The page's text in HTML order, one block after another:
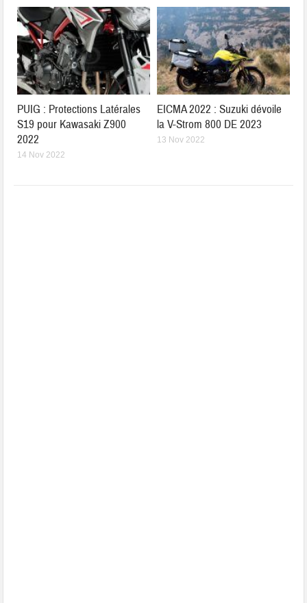
PUIG : Protections Latérales
S19 pour Kawasaki Z900
2022
14 Nov 2022
EICMA 2022 : Suzuki dévoile
la V-Strom 800 DE 2023
13 Nov 2022